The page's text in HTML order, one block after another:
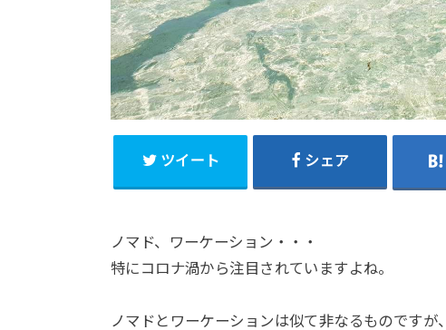
ツイート シェア
ノマド、ワーケーション・・・
特にコロナ渦から注目されていますよね。
ノマドとワーケーションは似て非なるものですが、